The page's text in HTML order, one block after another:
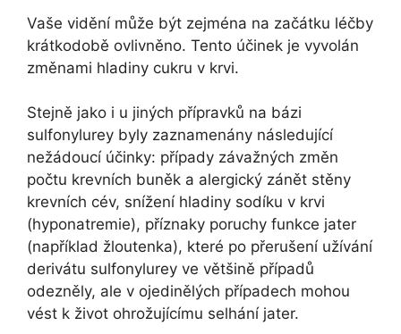
Vaše vidění může být zejména na začátku léčby
krátkodobě ovlivněno. Tento účinek je vyvolán
změnami hladiny cukru v krvi.
Stejně jako i u jiných přípravků na bázi
sulfonylurey byly zaznamenány následující
nežádoucí účinky: případy závažných změn
počtu krevních buněk a alergický zánět stěny
krevních cév, snížení hladiny sodíku v krvi
(hyponatremie), příznaky poruchy funkce jater
(například žloutenka), které po přerušení užívání
derivátu sulfonylurey ve většině případů
odezněly, ale v ojedinělých případech mohou
vést k život ohrožujícímu selhání jater.